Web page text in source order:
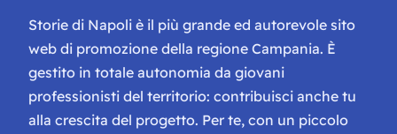
Storie di Napoli è il più grande ed autorevole sito
web di promozione della regione Campania. È
gestito in totale autonomia da giovani
professionisti del territorio: contribuisci anche tu
alla crescita del progetto. Per te, con un piccolo